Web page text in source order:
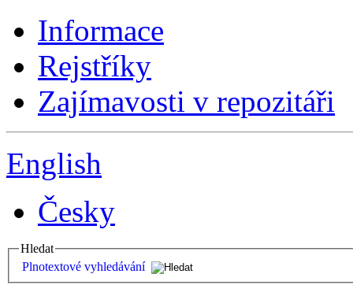
Informace
Rejstříky
Zajímavosti v repozitáři
English
Česky
Hledat
Plnotextové vyhledávání